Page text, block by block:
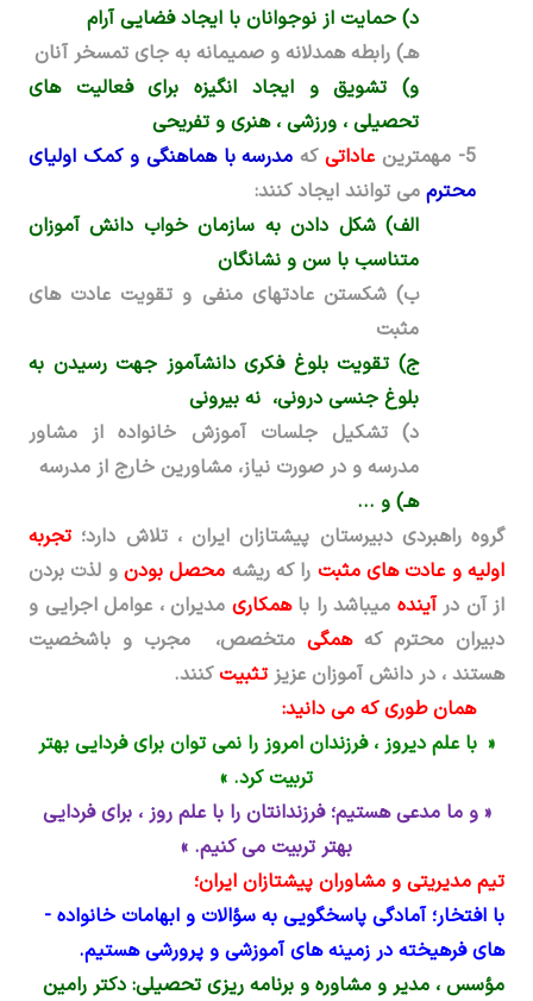
د) حمایت از نوجوانان با ایجاد فضایی آرام
هـ) رابطه همدلانه و صمیمانه به جای تمسخر آنان
و) تشویق و ایجاد انگیزه برای فعالیت های
تحصیلی ، ورزشی ، هنری و تفریحی
5- مهمترینعاداتیکه مدرسه با هماهنگی و کمک اولیای
محترم می توانند ایجاد کنند:
الف) شکل دادن به سازمان خواب دانش­ آموزان
متناسب با سن و نشانگان
ب) شکستن عادت­های منفی و تقویت عادت­ های
مثبت
ج) تقویت بلوغ فکری دانش­آموز جهت رسیدن به
بلوغ جنسی درونی، نه بیرونی
د) تشکیل جلسات آموزش خانواده از مشاور
مدرسه و در صورت نیاز، مشاورین خارج از مدرسه
هـ) و ...
گروه راهبردی دبیرستان پیشتازان ایران ، تلاش دارد؛تجربه
اولیه و عادت­ های مثبت را که ریشه محصل بودن و لذت­ بردن
از آن درآینده می­باشد را باهمکاری مدیران ، عوامل اجرایی و
دبیران محترم کههمگیمتخصص، مجرب و باشخصیت
هستند ، در دانش آموزان عزیزتثبیتکنند.
همان طوری که می دانید:
« با علم دیروز ، فرزندان امروز را نمی توان برای فردایی بهتر
تربیت کرد. »
« و ما مدعی هستیم؛ فرزندانتان را با علم روز ، برای فردایی
بهتر تربیت می­ کنیم. »
تیم مدیریتی و مشاوران پیشتازان ایران؛
با افتخار؛ آمادگی پاسخگویی به سؤالات و ابهامات خانواده ­
های فرهیخته در زمینه­ های آموزشی و پرورشی هستیم.
مؤسس ، مدیر و مشاوره و برنامه­ ریزی تحصیلی: دکتر رامین